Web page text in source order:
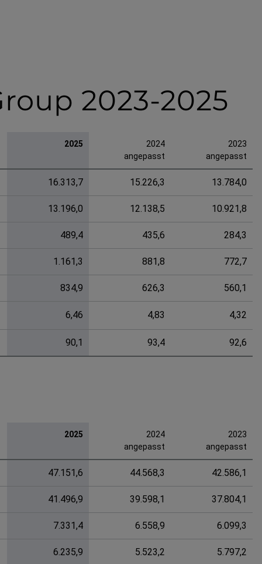
2023-2025
2025
2024
angepasst
2023
angepasst
16.313,7 15.226,3 13.784,0
13.196,0 12.138,5 10.921,8
489,4 435,6 284,3
1.161,3 881,8 772,7
834,9 626,3 560,1
6,46 4,83 4,32
90,1 93,4 92,6
2025
2024
angepasst
2023
angepasst
47.151,6 44.568,3 42.586,1
41.496,9 39.598,1 37.804,1
7.331,4 6.558,9 6.099,3
6.235,9 5.523,2 5.797,2